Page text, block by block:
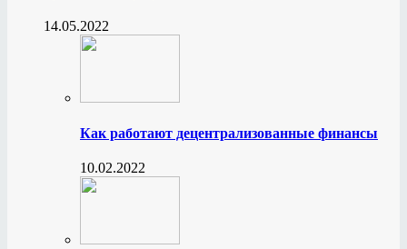
14.05.2022
Как работают децентрализованные финансы
10.02.2022